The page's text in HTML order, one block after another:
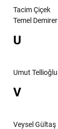
Tacim Çiçek
Temel Demirer
U
Umut Tellioğlu
V
Veysel Gültaş